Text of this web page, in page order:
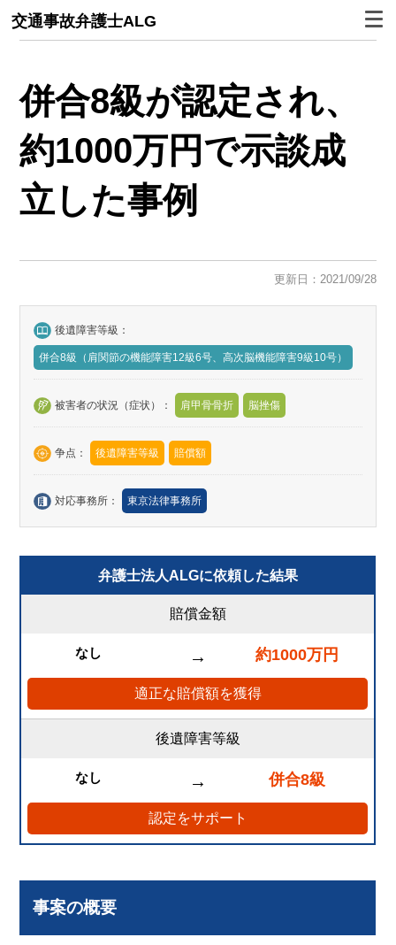
交通事故弁護士ALG
併合8級が認定され、
約1000万円で示談成
立した事例
更新日：2021/09/28
後遺障害等級：
併合8級（肩関節の機能障害12級6号、高次脳機能障害9級10号）
被害者の状況（症状）： 肩甲骨骨折 脳挫傷
争点： 後遺障害等級 賠償額
対応事務所： 東京法律事務所
弁護士法人ALGに依頼した結果
賠償金額
なし → 約1000万円
適正な賠償額を獲得
後遺障害等級
なし → 併合8級
認定をサポート
事案の概要